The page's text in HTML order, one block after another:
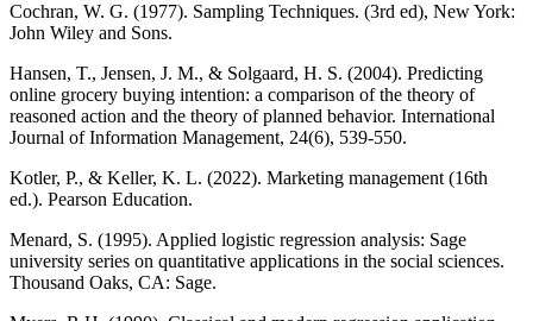
Cochran, W. G. (1977). Sampling Techniques. (3rd ed), New York:
John Wiley and Sons.
Hansen, T., Jensen, J. M., & Solgaard, H. S. (2004). Predicting
online grocery buying intention: a comparison of the theory of
reasoned action and the theory of planned behavior. International
Journal of Information Management, 24(6), 539-550.
Kotler, P., & Keller, K. L. (2022). Marketing management (16th
ed.). Pearson Education.
Menard, S. (1995). Applied logistic regression analysis: Sage
university series on quantitative applications in the social sciences.
Thousand Oaks, CA: Sage.